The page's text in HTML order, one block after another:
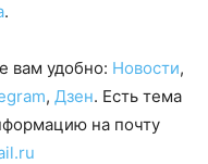
.
вам удобно: Новости,
, Дзен. Есть тема
на почту